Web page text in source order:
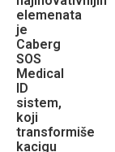
elemenata
je
Caberg
SOS
Medical
ID
sistem,
koji
transformiše
kacigu